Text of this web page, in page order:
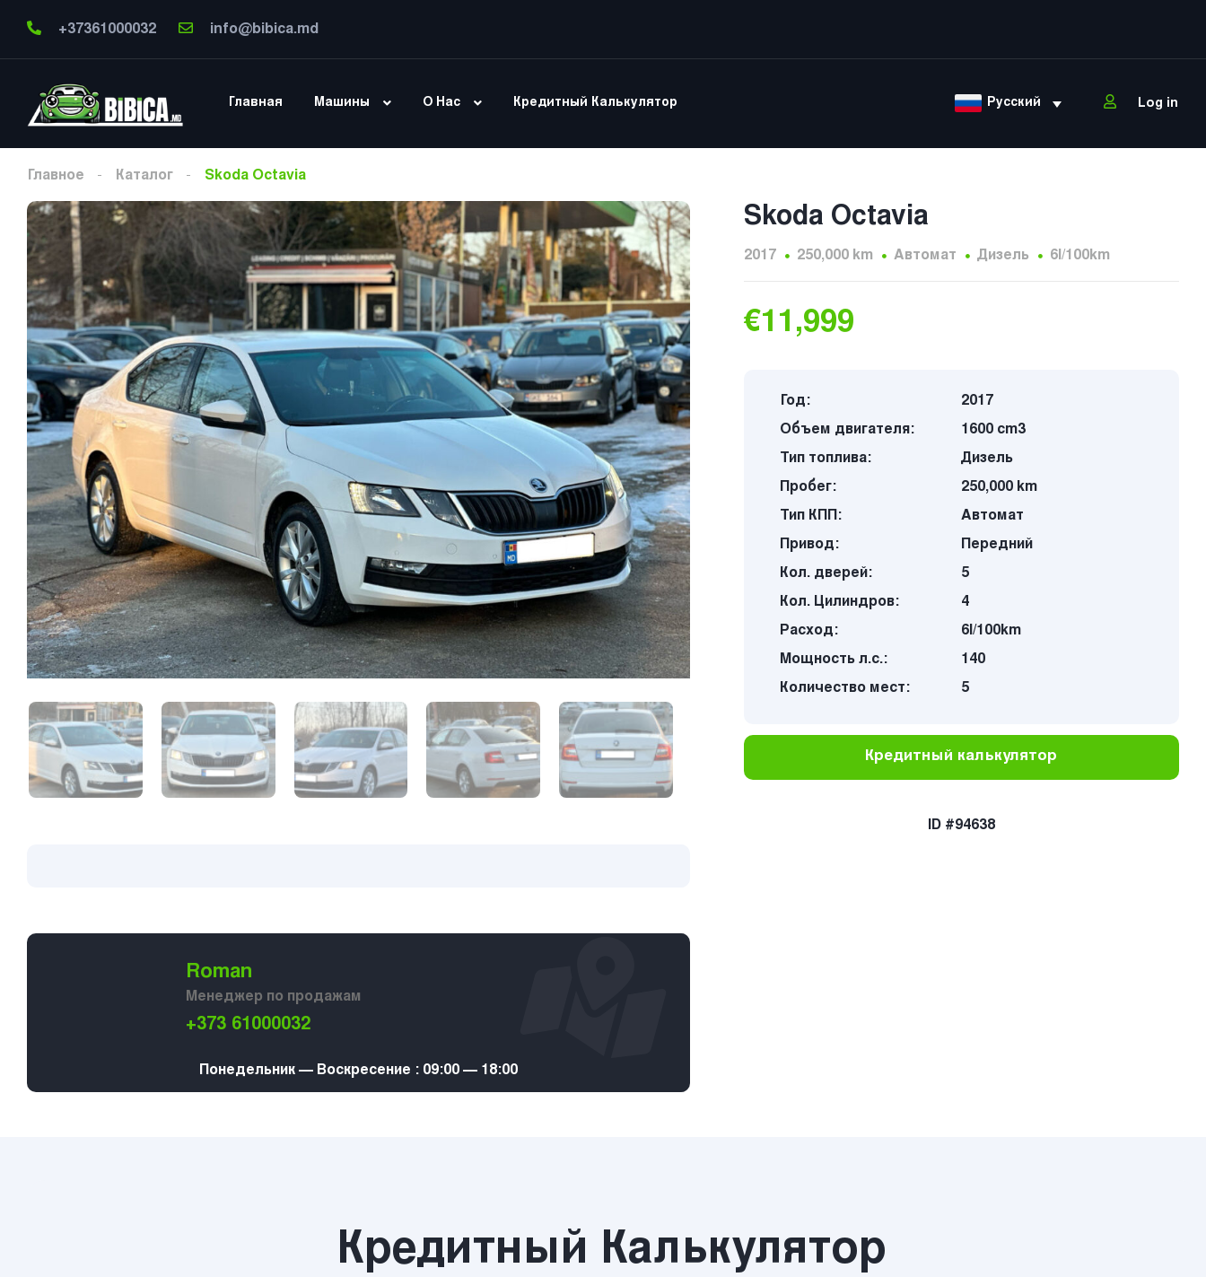
+37361000032 info@bibica.md
Главная Машины О Нас Кредитный Калькулятор Русский Log in
Главное Каталог Skoda Octavia
Roman
Менеджер по продажам
+373 61000032
Понедельник — Воскресение : 09:00 — 18:00
Skoda Octavia
2017 250,000 km Автомат Дизель 6l/100km
€11,999
Год:
2017
Объем двигателя:
1600 cm3
Тип топлива:
Дизель
Пробег:
250,000 km
Тип КПП:
Автомат
Привод:
Передний
Кол. дверей:
5
Кол. Цилиндров:
4
Расход:
6l/100km
Мощность л.с.:
140
Количество мест:
5
Кредитный калькулятор
ID #94638
Кредитный Калькулятор